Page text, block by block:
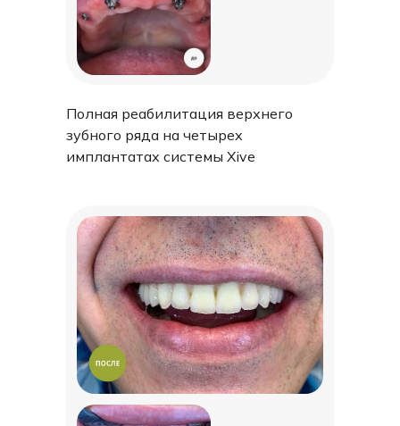
Полная реабилитация верхнего
зубного ряда на четырех
имплантатах системы Xive